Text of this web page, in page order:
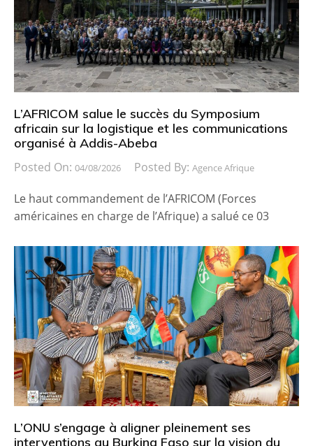
L’AFRICOM salue le succès du Symposium
africain sur la logistique et les communications
organisé à Addis-Abeba
Posted On: 04/08/2026 Posted By: Agence Afrique
Le haut commandement de l’AFRICOM (Forces
américaines en charge de l’Afrique) a salué ce 03
L’ONU s’engage à aligner pleinement ses
interventions au Burkina Faso sur la vision du